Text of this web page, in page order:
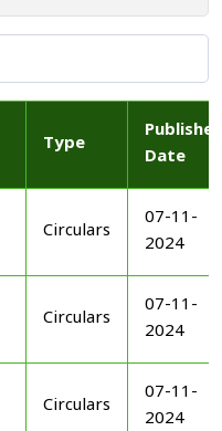
Type
Date
Circulars
07-11-
2024
Circulars
07-11-
2024
Circulars
07-11-
2024